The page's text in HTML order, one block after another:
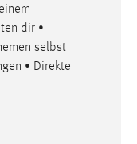
• Direkte